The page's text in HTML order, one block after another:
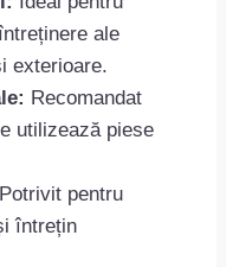
ale
exterioare.
Recomandat
utilizează piese
Potrivit pentru
întrețin